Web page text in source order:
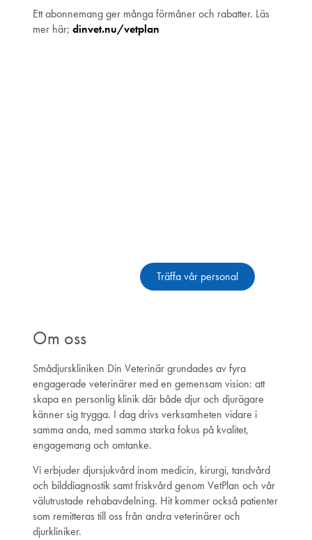
Ett abonnemang ger många förmåner och rabatter. Läs
mer här; dinvet.nu/vetplan
Träffa vår personal
Om oss
Smådjurskliniken Din Veterinär grundades av fyra
engagerade veterinärer med en gemensam vision: att
skapa en personlig klinik där både djur och djurägare
känner sig trygga. I dag drivs verksamheten vidare i
samma anda, med samma starka fokus på kvalitet,
engagemang och omtanke.
Vi erbjuder djursjukvård inom medicin, kirurgi, tandvård
och bilddiagnostik samt friskvård genom VetPlan och vår
välutrustade rehabavdelning. Hit kommer också patienter
som remitteras till oss från andra veterinärer och
djurkliniker.